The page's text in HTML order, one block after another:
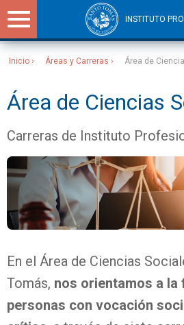
INSTITUTO
Inicio Áreas y Carreras Área de
Área de Ciencias
Carreras de Instituto
En el Área de Ciencias
Tomás, nos orientamos a la
personas con vocación